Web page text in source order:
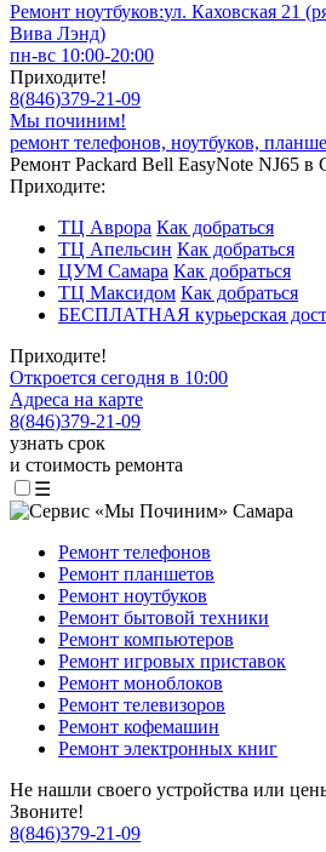
Ремонт ноутбуков:ул. Каховская 21
Вива Лэнд)
пн-вс 10:00-20:00
Приходите!
8(846)379-21-09
Мы починим!
ремонт телефонов, ноутбуков,
Ремонт Packard Bell EasyNote NJ65 в
Приходите:
ТЦ Аврора Как добраться
ТЦ Апельсин Как добраться
ЦУМ Самара Как добраться
ТЦ Максидом Как добраться
БЕСПЛАТНАЯ курьерская
Приходите!
Откроется сегодня в 10:00
Адреса на карте
8(846)379-21-09
узнать срок
и стоимость ремонта
☰
Ремонт телефонов
Ремонт планшетов
Ремонт ноутбуков
Ремонт бытовой техники
Ремонт компьютеров
Ремонт игровых приставок
Ремонт моноблоков
Ремонт телевизоров
Ремонт кофемашин
Ремонт электронных книг
Не нашли своего устройства или
Звоните!
8(846)379-21-09